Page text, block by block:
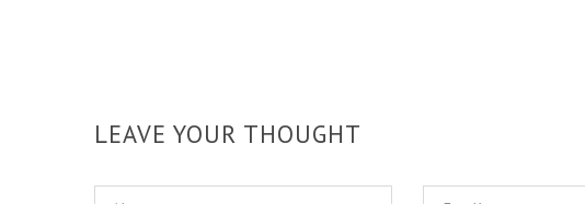
LEAVE YOUR THOUGHT